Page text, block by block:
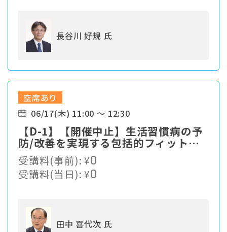
長谷川 好規 氏
空席あり
06/17(木) 11:00 ～ 12:30
【D-1】【開催中止】生活習慣病の予
防/改善を実現する包括的フィットネ
スプログラム
受講料(事前):¥0
受講料(当日):¥0
田中 喜代次 氏